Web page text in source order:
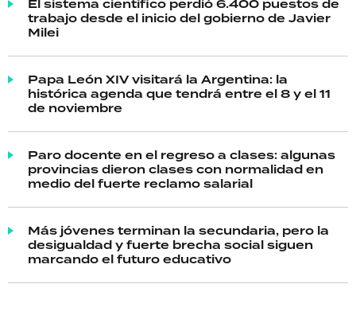
El sistema científico perdió 6.400 puestos de
trabajo desde el inicio del gobierno de Javier
Milei
Papa León XIV visitará la Argentina: la
histórica agenda que tendrá entre el 8 y el 11
de noviembre
Paro docente en el regreso a clases: algunas
provincias dieron clases con normalidad en
medio del fuerte reclamo salarial
Más jóvenes terminan la secundaria, pero la
desigualdad y fuerte brecha social siguen
marcando el futuro educativo